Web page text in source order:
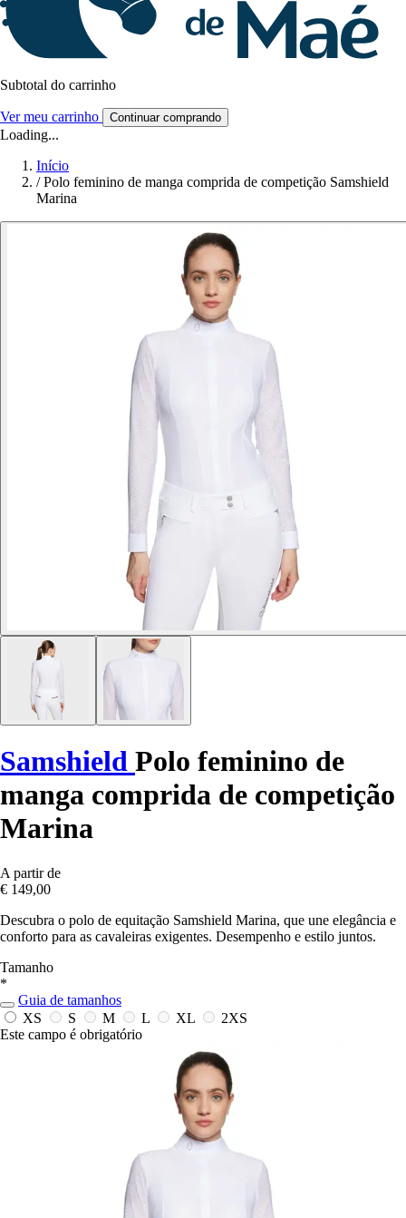
Subtotal do carrinho
Ver meu carrinho Continuar comprando
Loading...
Início
/ Polo feminino de manga comprida de competição Samshield
Marina
Samshield Polo feminino de
manga comprida de competição
Marina
A partir de
€ 149,00
Descubra o polo de equitação Samshield Marina, que une elegância e
conforto para as cavaleiras exigentes. Desempenho e estilo juntos.
Tamanho
*
Guia de tamanhos
XS
S M L XL
2XS
Este campo é obrigatório